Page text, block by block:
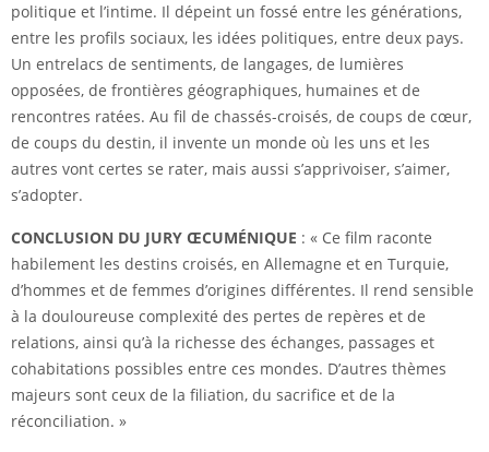
politique et l’intime. Il dépeint un fossé entre les générations,
entre les profils sociaux, les idées politiques, entre deux pays.
Un entrelacs de sentiments, de langages, de lumières
opposées, de frontières géographiques, humaines et de
rencontres ratées. Au fil de chassés-croisés, de coups de cœur,
de coups du destin, il invente un monde où les uns et les
autres vont certes se rater, mais aussi s’apprivoiser, s’aimer,
s’adopter.
CONCLUSION DU JURY ŒCUMÉNIQUE : « Ce film raconte
habilement les destins croisés, en Allemagne et en Turquie,
d’hommes et de femmes d’origines différentes. Il rend sensible
à la douloureuse complexité des pertes de repères et de
relations, ainsi qu’à la richesse des échanges, passages et
cohabitations possibles entre ces mondes. D’autres thèmes
majeurs sont ceux de la filiation, du sacrifice et de la
réconciliation. »